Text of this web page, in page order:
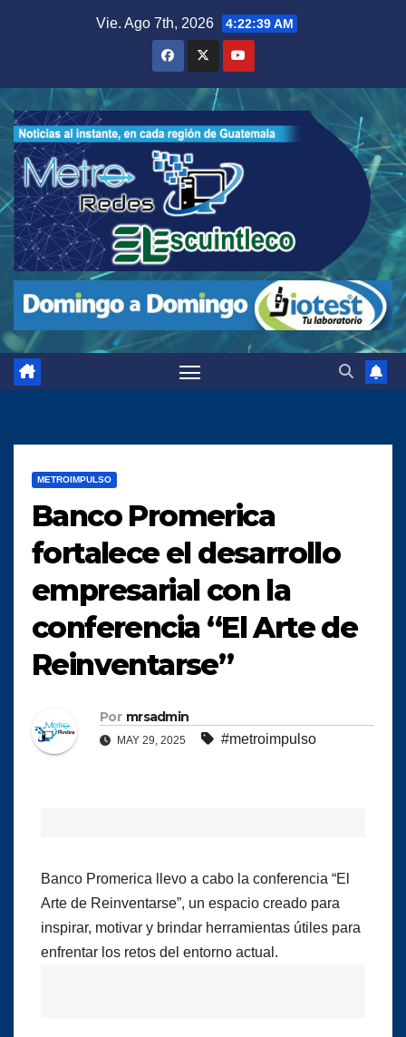
Vie. Ago 7th, 2026 4:22:41 AM
METROIMPULSO
Banco Promerica
fortalece el desarrollo
empresarial con la
conferencia “El Arte de
Reinventarse”
Por mrsadmin
MAY 29, 2025 #metroimpulso
Banco Promerica llevo a cabo la conferencia “El
Arte de Reinventarse”, un espacio creado para
inspirar, motivar y brindar herramientas útiles para
enfrentar los retos del entorno actual.